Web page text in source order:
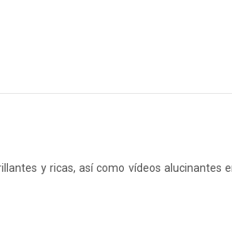
y ricas, así como vídeos alucinantes